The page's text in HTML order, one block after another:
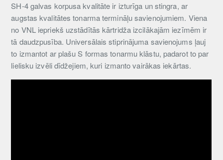
SH-4 galvas korpusa kvalitāte ir izturīga un stingra, ar
augstas kvalitātes tonarma termināļu savienojumiem. Viena
no VNL iepriekš uzstādītās kārtridža izcilākajām iezīmēm ir
tā daudzpusība. Universālais stiprinājuma savienojums ļauj
to izmantot ar plašu S formas tonarmu klāstu, padarot to par
lielisku izvēli dīdžejiem, kuri izmanto vairākas iekārtas.